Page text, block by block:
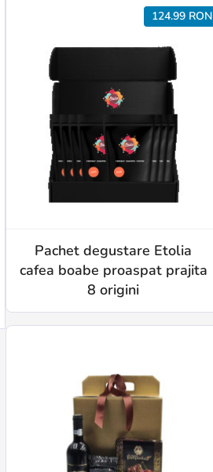
124.99 RON
Pachet degustare Etolia
cafea boabe proaspat prajita
8 origini